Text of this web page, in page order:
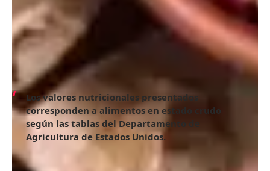
calidad, como carnes magras, mariscos y fuentes
vegetales, en lugar de carnes grasas o embutidos.
A continuación, te presentamos una variedad de opciones
ricas en proteínas que puedes incluir en tus cenas para
aprovechar sus beneficios nutricionales. Recuerda ajustar
las cantidades según tus necesidades individuales.
Los valores nutricionales presentados
corresponden a alimentos en estado crudo
según las tablas del Departamento de
Agricultura de Estados Unidos.
1. Huevos
Los huevos son una fuente común de proteínas para la